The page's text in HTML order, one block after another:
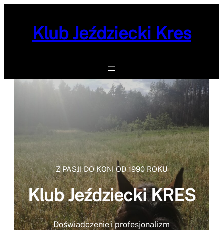
Klub Jeździecki Kres
Z PASJI DO KONI OD 1990 ROKU
Klub Jeździecki KRES
Doświadczenie i profesjonalizm